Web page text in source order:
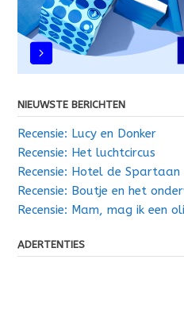
NIEUWSTE BERICHTEN
Recensie: Lucy en Donker
Recensie: Het luchtcircus
Recensie: Hotel de Spartaan
Recensie: Boutje en het
Recensie: Mam, mag ik een
ADERTENTIES